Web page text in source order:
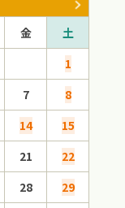
金
土
1
7
8
14
15
21
22
28
29